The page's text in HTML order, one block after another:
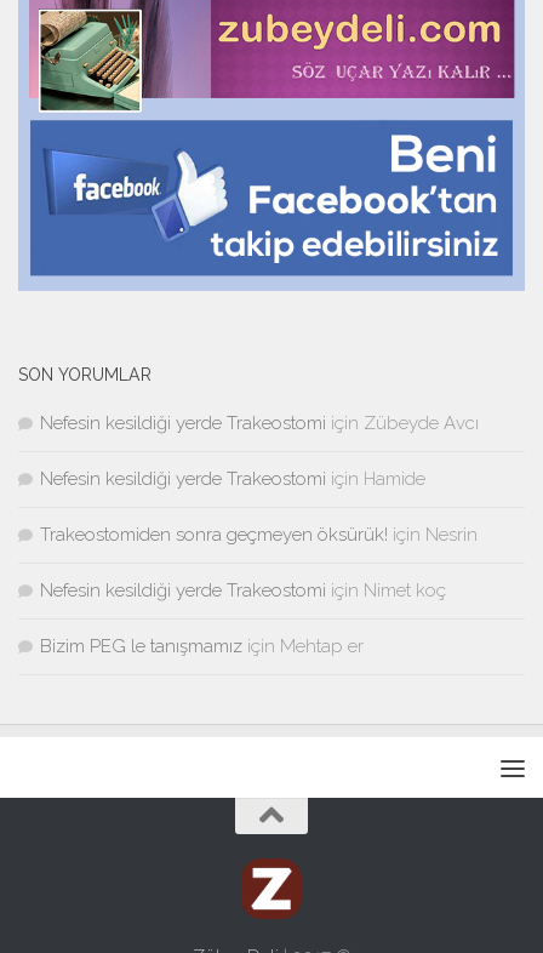
SON YORUMLAR
Nefesin kesildiği yerde Trakeostomi için Zübeyde Avcı
Nefesin kesildiği yerde Trakeostomi için Hamide
Trakeostomiden sonra geçmeyen öksürük! için Nesrin
Nefesin kesildiği yerde Trakeostomi için Nimet koç
Bizim PEG le tanışmamız için Mehtap er